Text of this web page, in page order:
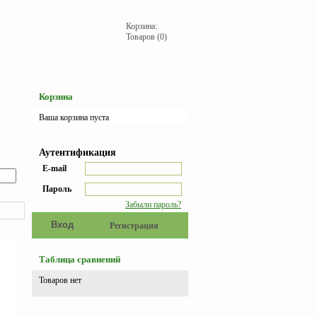
Корзина:
Товаров (0)
Корзина
Ваша корзина пуста
Аутентификация
E-mail
Пароль
Забыли пароль?
Регистрация
Таблица сравнений
Товаров нет